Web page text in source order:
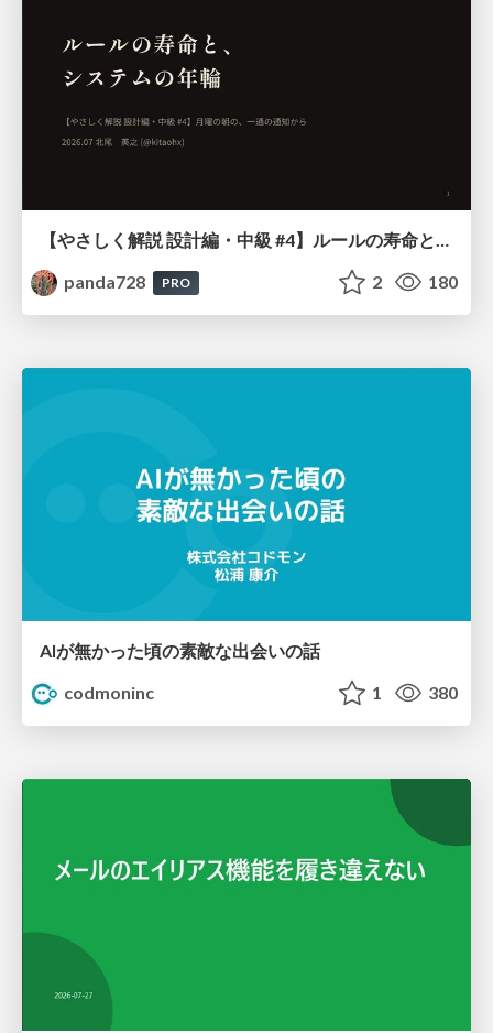
【やさしく解説 設計編・中級 #4】ルールの寿命と、システムの年輪
panda728
PRO 2 180
AIが無かった頃の素敵な出会いの話
codmoninc
1 380